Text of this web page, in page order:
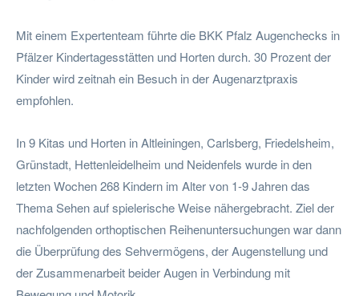
Mit einem Expertenteam führte die BKK Pfalz Augenchecks in
Pfälzer Kindertagesstätten und Horten durch. 30 Prozent der
Kinder wird zeitnah ein Besuch in der Augenarztpraxis
empfohlen.
In 9 Kitas und Horten in Altleiningen, Carlsberg, Friedelsheim,
Grünstadt, Hettenleidelheim und Neidenfels wurde in den
letzten Wochen 268 Kindern im Alter von 1-9 Jahren das
Thema Sehen auf spielerische Weise nähergebracht. Ziel der
nachfolgenden orthoptischen Reihenuntersuchungen war dann
die Überprüfung des Sehvermögens, der Augenstellung und
der Zusammenarbeit beider Augen in Verbindung mit